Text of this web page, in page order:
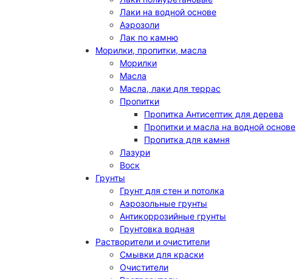
Лаки на водной основе
Аэрозоли
Лак по камню
Морилки, пропитки, масла
Морилки
Масла
Масла, лаки для террас
Пропитки
Пропитка Антисептик для дерева
Пропитки и масла на водной основе
Пропитка для камня
Лазури
Воск
Грунты
Грунт для стен и потолка
Аэрозольные грунты
Антикоррозийные грунты
Грунтовка водная
Растворители и очистители
Смывки для краски
Очистители